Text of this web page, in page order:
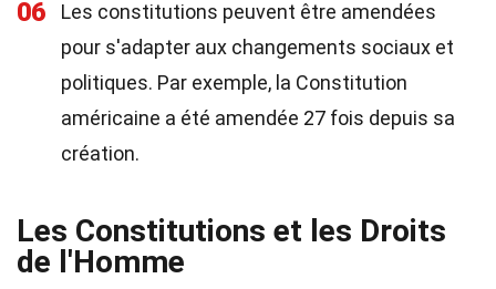
06
Les constitutions peuvent être amendées
pour s'adapter aux changements sociaux et
politiques. Par exemple, la Constitution
américaine a été amendée 27 fois depuis sa
création.
Les Constitutions et les Droits
de l'Homme